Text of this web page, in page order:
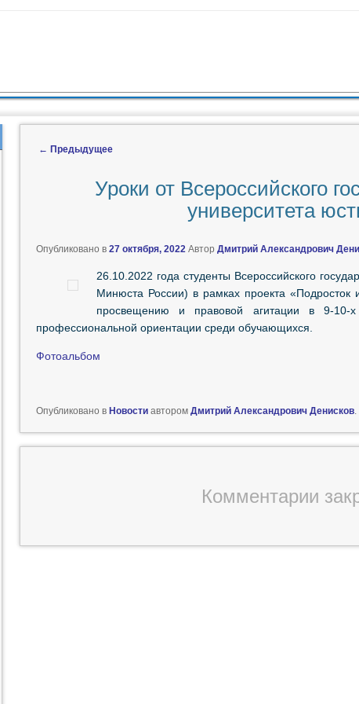
← Предыдущее
Уроки от Всероссийского
университета
Опубликовано в 27 октября, 2022 Автор Дмитрий Александрович
26.10.2022 года студенты Всероссийского
Минюста России) в рамках проекта
просвещению и правовой агитации в 9-10-х
профессиональной ориентации среди обучающихся.
Фотоальбом
Опубликовано в Новостиавтором Дмитрий Александрович Денисков.
Комментарии